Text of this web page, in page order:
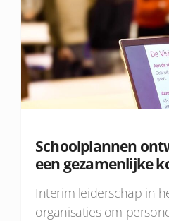
Schoolplannen
een gezamenlijke
Interim leiderschap in
organisaties om